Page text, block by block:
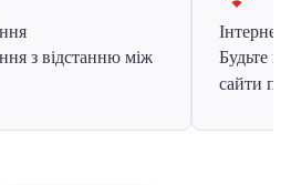
з відстанню між
Інтернет
Будьте
сайти